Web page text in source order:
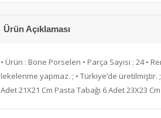
Ürün Açıklaması
• Ürün : Bone Porselen • Parça Sayısı : 24 •
lekelenme yapmaz. ; • Türkiye’de üretilmiştir.
Adet 21X21 Cm Pasta Tabağı 6 Adet 23X23